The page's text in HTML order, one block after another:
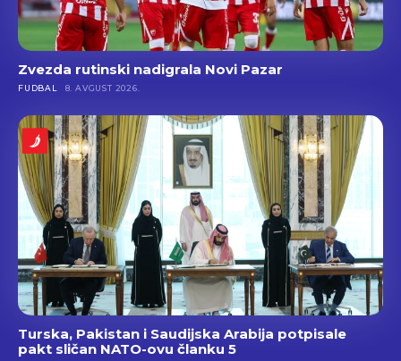
Zvezda rutinski nadigrala Novi Pazar
FUDBAL 8. AVGUST 2026.
Turska, Pakistan i Saudijska Arabija potpisale
pakt sličan NATO-ovu članku 5